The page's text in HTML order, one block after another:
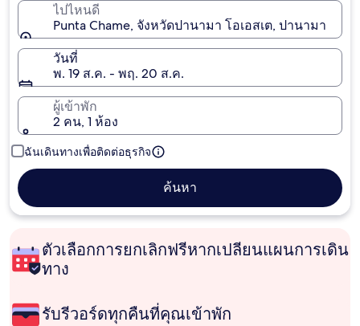
ไปไหนดี
Punta Chame, จังหวัดปานามา โอเอสเต, ปานามา
วันที่
พ. 19 ส.ค. - พฤ. 20 ส.ค.
ผู้เข้าพัก
2 คน, 1 ห้อง
ฉันเดินทางเพื่อติดต่อธุรกิจ
ค้นหา
ตัวเลือกการยกเลิกฟรีหากเปลี่ยนแผนการเดิน
ทาง
รับรีวอร์ดทุกคืนที่คุณเข้าพัก